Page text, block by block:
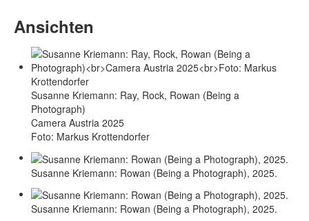
Ansichten
Susanne Kriemann: Ray, Rock, Rowan (Being a
Photograph)
Camera Austria 2025
Foto: Markus Krottendorfer
Susanne Kriemann: Rowan (Being a Photograph), 2025.
Susanne Kriemann: Rowan (Being a Photograph), 2025.